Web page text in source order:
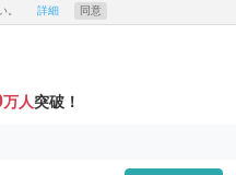
。 詳細 同意
万人突破！